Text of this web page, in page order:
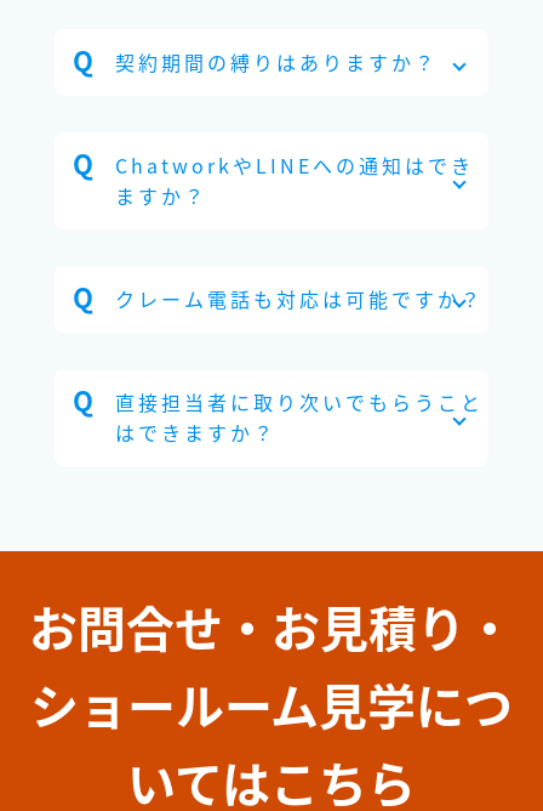
契約期間の縛りはありますか？
ChatworkやLINEへの通知はでき
ますか？
クレーム電話も対応は可能ですか？
直接担当者に取り次いでもらうこと
はできますか？
お問合せ・お見積り・
ショールーム見学につ
いてはこちら